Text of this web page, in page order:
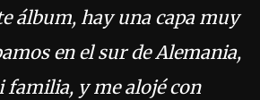
álbum, hay una capa muy
en el sur de Alemania,
familia, y me alojé con